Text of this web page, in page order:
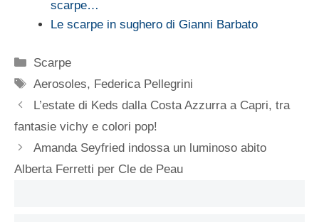
scarpe…
Le scarpe in sughero di Gianni Barbato
Categorie
Scarpe
Tag
Aerosoles, Federica Pellegrini
L’estate di Keds dalla Costa Azzurra a Capri, tra
fantasie vichy e colori pop!
Amanda Seyfried indossa un luminoso abito
Alberta Ferretti per Cle de Peau